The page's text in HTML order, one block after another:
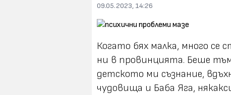
09.05.2023, 14:26
Когато бях малка, много се
ни в провинцията. Беше
детското ми съзнание,
чудовища и Баба Яга,